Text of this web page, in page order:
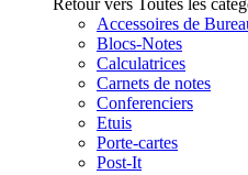
Retour vers Toutes les
Accessoires de
Blocs-Notes
Calculatrices
Carnets de notes
Conferenciers
Etuis
Porte-cartes
Post-It